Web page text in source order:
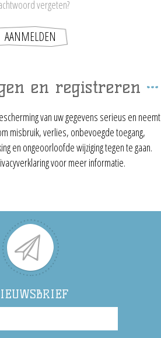
vergeten?
en registreren
van uw gegevens serieus en neemt
misbruik, verlies, onbevoegde toegang,
en ongeoorloofde wijziging tegen te gaan.
voor meer informatie.